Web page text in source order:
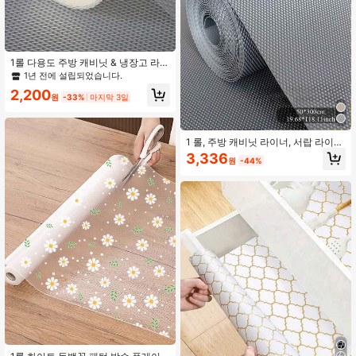
1롤 다용도 주방 캐비닛 & 냉장고 라이
너, 방수 & 내유성, EVA 소재 플라스틱
& 개학 용품에 적합
1년 전에 설립되었습니다.
2,200원 -33% 마지막 3일
홈 데코레이션, 선반 종이, 라이너 롤,
방수, 범용, DIY, 공예, 공구함 라이너,
테이블 매트, 선물 아이디어
1 롤, 주방 캐비닛 라이너, 서랍 라이
너, 방수 및 방유 캐비닛 라이너, 미끄
럼 방지 서랍 라이너, EVA 소재 접착제
패턴, 선반, 캐비닛, 냉장고, 테이블, 옷
장, 봄 여름 선택, 신부 들러리 선물,
방, 침실 장식, 침실 장식, 해변, 여행,
남성용, 여성용, 휴가, 귀여운 물건, 어
머니의 날 선물, 침실 장식, 정원, 주방
장식, 여름, 해변, 여행 필수품, 방 장
식, 스퀴시, 졸업
3,336원 -44%